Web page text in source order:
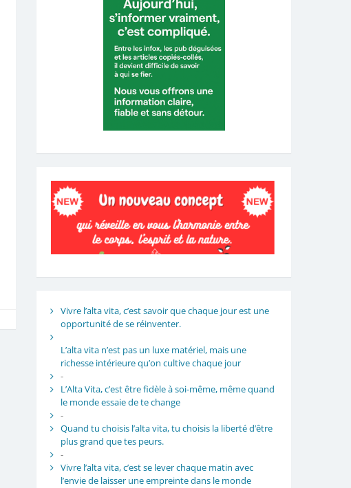
Vivre l’alta vita, c’est savoir que chaque jour est une
opportunité de se réinventer.
L’alta vita n’est pas un luxe matériel, mais une
richesse intérieure qu’on cultive chaque jour
-
L’Alta Vita, c’est être fidèle à soi-même, même quand
le monde essaie de te change
-
Quand tu choisis l’alta vita, tu choisis la liberté d’être
plus grand que tes peurs.
-
Vivre l’alta vita, c’est se lever chaque matin avec
l’envie de laisser une empreinte dans le monde